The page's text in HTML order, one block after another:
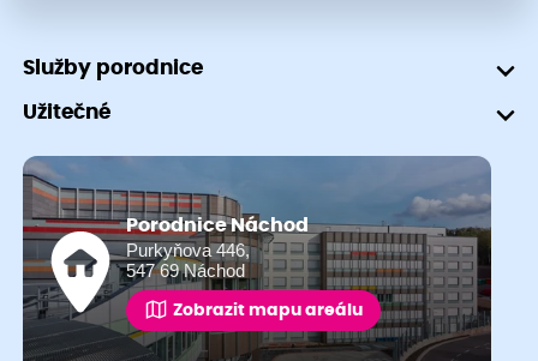
Služby porodnice
Užitečné
Porodnice Náchod
Purkyňova 446,
547 69 Náchod
Zobrazit mapu areálu